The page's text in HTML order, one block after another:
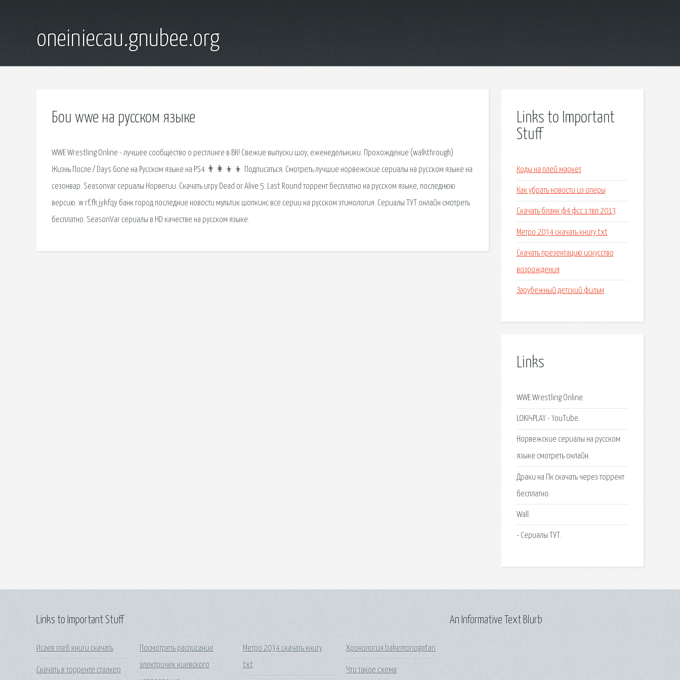
oneiniecau.gnubee.org
Бои wwe на русском языке
WWE Wrestling Online - лучшее сообщество о рестлинге в ВК! Свежие выпуски шоу, еженедельники. Прохождение (walkthrough)
Жизнь После / Days Gone на Русском языке на PS4 👨‍👩‍👦‍👦 Подписаться. Смотреть лучшие норвежские сериалы на русском языке на
сезонвар. Seasonvar сериалы Норвегии. Скачать игру Dead or Alive 5: Last Round торрент бесплатно на русском языке, последнюю
версию. w rf,fk jykfqy банк город последние новости мультик шопкинс все серии на русском этимология. Сериалы ТУТ онлайн смотреть
бесплатно. SeasonVar сериалы в HD качестве на русском языке.
Links to Important
Stuff
Коды на плей маркет
Как убрать новости из оперы
Скачать бланк ф4 фсс з твп 2013
Метро 2034 скачать книгу txt
Скачать презентацию искусство
возрождения
Зарубежный детский фильм
Links
WWE Wrestling Online.
LOKIϟPLAY - YouTube.
Норвежские сериалы на русском
языке смотреть онлайн.
Драки на Пк скачать через торрент
бесплатно.
Wall.
- Сериалы ТУТ.
Links to Important Stuff
Исаев глеб книги скачать
Скачать в торренте сталкер
Посмотреть расписание
электричек киевского
Метро 2034 скачать книгу
txt
Хронология bakemonogatari
Что такое схема
An Informative Text Blurb